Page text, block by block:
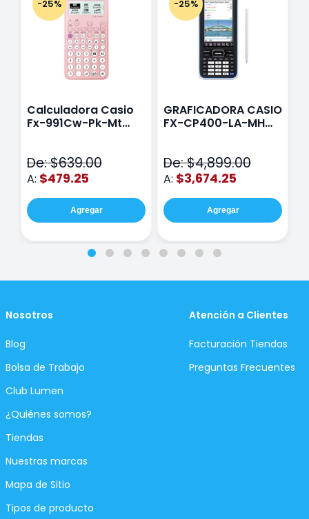
-25%
Calculadora Casio
Fx-991Cw-Pk-Mt
De: $639.00
A: $479.25
Agregar
-25%
GRAFICADORA CASIO
FX-CP400-LA-MH
De: $4,899.00
A: $3,674.25
Agregar
Nosotros
Blog
Bolsa de Trabajo
Club Lumen
¿Quiénes somos?
Tiendas
Nuestras marcas
Mapa de Sitio
Tipos de producto
Atención a Clientes
Facturación Tiendas
Preguntas Frecuentes